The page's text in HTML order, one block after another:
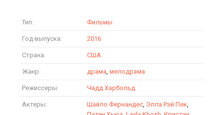
Тип: Фильмы
Год выпуска: 2016
Страна: США
Жанр: драма, мелодрама
Режиссеры: Чадд Харбольд
Актеры: Шайло Фернандес, Элла Рэй Пек,